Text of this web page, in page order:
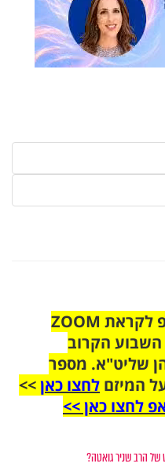
הצטרפו לקבוצת הוואטסאפ לקראת ZOOM
הקרוב
שליט"א. מספר
המיזם לחצו כאן>>
לחצו כאן >>
הרב שניר גואטה?